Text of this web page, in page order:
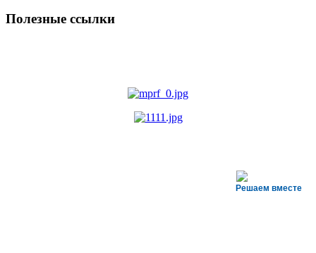
Полезные ссылки
Решаем вместе